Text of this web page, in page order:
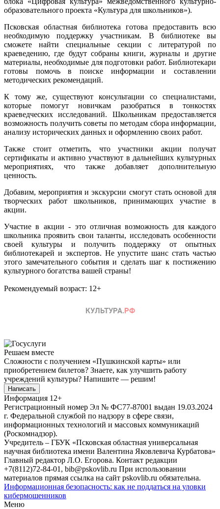
образовательного проекта «Культура для школьников»).
Псковская областная библиотека готова предоставить всю
необходимую поддержку участникам. В библиотеке вы
сможете найти специальные секции с литературой по
краеведению, где будут собраны книги, журналы и другие
материалы, необходимые для подготовки работ. Библиотекари
готовы помочь в поиске информации и составлении
методических рекомендаций.
К тому же, существуют консультации со специалистами,
которые помогут новичкам разобраться в тонкостях
краеведческих исследований. Школьникам предоставляется
возможность получить советы по методам сбора информации,
анализу исторических данных и оформлению своих работ.
Также стоит отметить, что участники акции получат
сертификаты и активно участвуют в дальнейших культурных
мероприятиях, что также добавляет дополнительную
ценность.
Добавим, мероприятия и экскурсии смогут стать основой для
творческих работ школьников, принимающих участие в
акции.
Участие в акции - это отличная возможность для каждого
школьника проявить свои таланты, исследовать особенности
своей культуры и получить поддержку от опытных
библиотекарей и экспертов. Не упустите шанс стать частью
этого замечательного события и сделать шаг к постижению
культурного богатства вашей страны!
Рекомендуемый возраст: 12+
Решаем вместе
Сложности с получением «Пушкинской карты» или
приобретением билетов? Знаете, как улучшить работу
учреждений культуры? Напишите — решим!
Написать
Информация 12+
Регистрационный номер Эл № ФС77-87001 выдан 19.03.2024
г. Федеральной службой по надзору в сфере связи,
информационных технологий и массовых коммуникаций
(Роскомнадзор).
Учредитель – ГБУК «Псковская областная универсальная
научная библиотека имени Валентина Яковлевича Курбатова»
Главный редактор Л.О. Егорова. Контакт редакции
+7(8112)72-84-01, bib@pskovlib.ru При использовании
материалов прямая ссылка на сайт pskovlib.ru обязательна.
Информационная безопасность: как не поддаться на уловки
кибермошенников
Меню